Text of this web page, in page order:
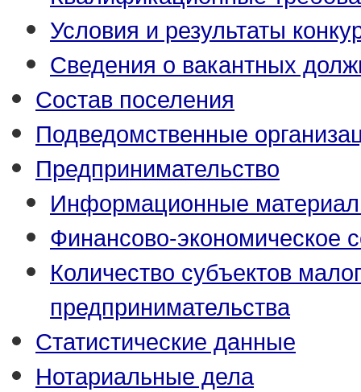
Условия и результаты
Сведения о вакантных
Состав поселения
Подведомственные
Предпринимательство
Информационные
Финансово-экономическое
Количество субъектов
предпринимательства
Статистические данные
Нотариальные дела